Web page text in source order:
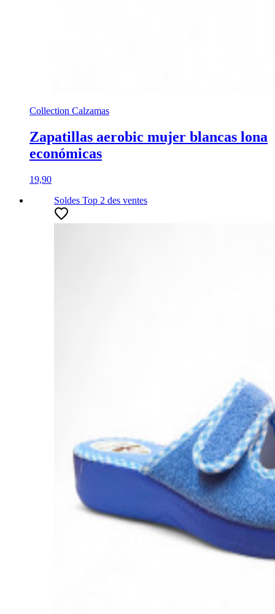
Collection Calzamas
Zapatillas aerobic mujer blancas lona
económicas
19,90
Soldes Top 2 des ventes